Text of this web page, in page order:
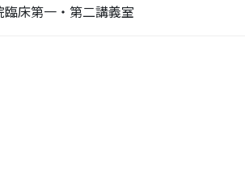
床第一・第二講義室